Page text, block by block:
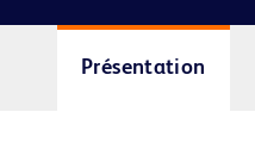
Présentation